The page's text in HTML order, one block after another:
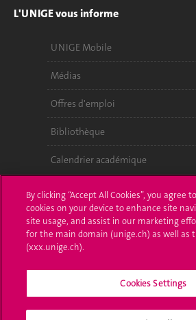
L'UNIGE vous informe
UNIGE Mobile
Médias
Offres d'emploi
Bibliothèque
Calendrier académique
Médias sociaux UNIGE
Accréditation
By clicking “Accept All Cookies”, you agree
cookies on your device to enhance site
site usage, and assist in our marketing
for the main domain (unige.ch) as well as
(xxx.unige.ch).
Cookies Settings